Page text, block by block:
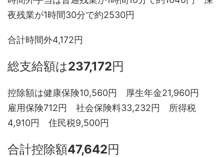
夜残業が1時間30分で約2530円
合計時間外4,172円
総支給額は237,172円
控除額は健康保険10,560円 厚生年金21,960円
雇用保険712円 社会保険料33,232円 所得税
4,910円 住民税9,500円
合計控除額47,642円